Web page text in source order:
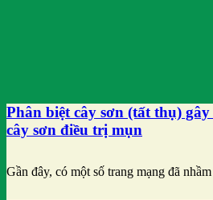
Phân biệt cây sơn (tất thụ)
cây sơn điều trị mụn
Gần đây, có một số trang mạng đã